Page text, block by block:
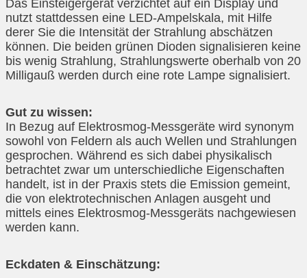
Das Einsteigergerät verzichtet auf ein Display und
nutzt stattdessen eine LED-Ampelskala, mit Hilfe
derer Sie die Intensität der Strahlung abschätzen
können. Die beiden grünen Dioden signalisieren keine
bis wenig Strahlung, Strahlungswerte oberhalb von 20
Milligauß werden durch eine rote Lampe signalisiert.
Gut zu wissen:
In Bezug auf Elektrosmog-Messgeräte wird synonym
sowohl von Feldern als auch Wellen und Strahlungen
gesprochen. Während es sich dabei physikalisch
betrachtet zwar um unterschiedliche Eigenschaften
handelt, ist in der Praxis stets die Emission gemeint,
die von elektrotechnischen Anlagen ausgeht und
mittels eines Elektrosmog-Messgeräts nachgewiesen
werden kann.
Eckdaten & Einschätzung: